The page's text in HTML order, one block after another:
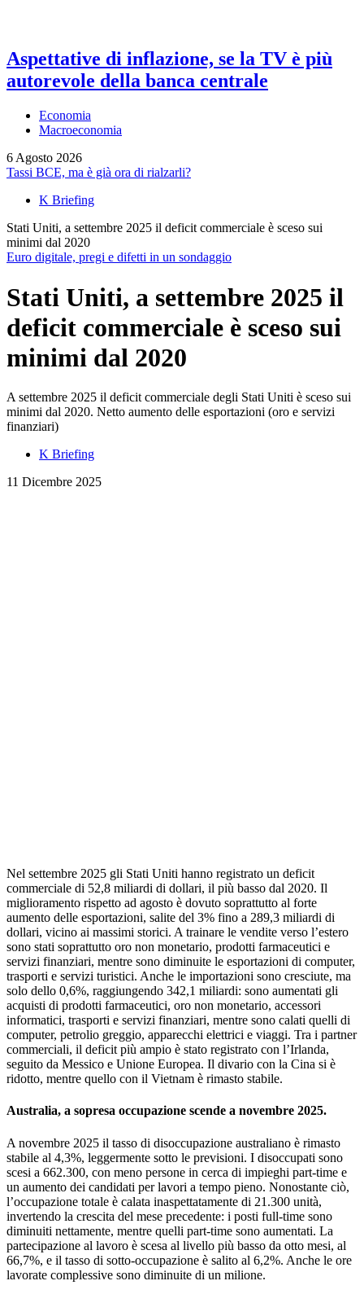
Aspettative di inflazione, se la TV è più
autorevole della banca centrale
Economia
Macroeconomia
6 Agosto 2026
Tassi BCE, ma è già ora di rialzarli?
K Briefing
Stati Uniti, a settembre 2025 il deficit commerciale è sceso sui
minimi dal 2020
Euro digitale, pregi e difetti in un sondaggio
Stati Uniti, a settembre 2025 il
deficit commerciale è sceso sui
minimi dal 2020
A settembre 2025 il deficit commerciale degli Stati Uniti è sceso sui
minimi dal 2020. Netto aumento delle esportazioni (oro e servizi
finanziari)
K Briefing
11 Dicembre 2025
Nel settembre 2025 gli Stati Uniti hanno registrato un deficit
commerciale di 52,8 miliardi di dollari, il più basso dal 2020. Il
miglioramento rispetto ad agosto è dovuto soprattutto al forte
aumento delle esportazioni, salite del 3% fino a 289,3 miliardi di
dollari, vicino ai massimi storici. A trainare le vendite verso l’estero
sono stati soprattutto oro non monetario, prodotti farmaceutici e
servizi finanziari, mentre sono diminuite le esportazioni di computer,
trasporti e servizi turistici. Anche le importazioni sono cresciute, ma
solo dello 0,6%, raggiungendo 342,1 miliardi: sono aumentati gli
acquisti di prodotti farmaceutici, oro non monetario, accessori
informatici, trasporti e servizi finanziari, mentre sono calati quelli di
computer, petrolio greggio, apparecchi elettrici e viaggi. Tra i partner
commerciali, il deficit più ampio è stato registrato con l’Irlanda,
seguito da Messico e Unione Europea. Il divario con la Cina si è
ridotto, mentre quello con il Vietnam è rimasto stabile.
Australia, a sopresa occupazione scende a novembre 2025.
A novembre 2025 il tasso di disoccupazione australiano è rimasto
stabile al 4,3%, leggermente sotto le previsioni. I disoccupati sono
scesi a 662.300, con meno persone in cerca di impieghi part-time e
un aumento dei candidati per lavori a tempo pieno. Nonostante ciò,
l’occupazione totale è calata inaspettatamente di 21.300 unità,
invertendo la crescita del mese precedente: i posti full-time sono
diminuiti nettamente, mentre quelli part-time sono aumentati. La
partecipazione al lavoro è scesa al livello più basso da otto mesi, al
66,7%, e il tasso di sotto-occupazione è salito al 6,2%. Anche le ore
lavorate complessive sono diminuite di un milione.